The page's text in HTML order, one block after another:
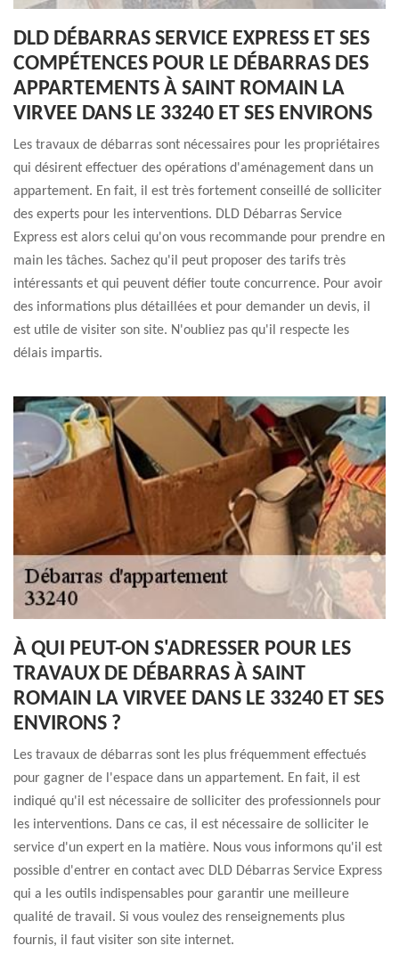
DLD DÉBARRAS SERVICE EXPRESS ET SES
COMPÉTENCES POUR LE DÉBARRAS DES
APPARTEMENTS À SAINT ROMAIN LA
VIRVEE DANS LE 33240 ET SES ENVIRONS
Les travaux de débarras sont nécessaires pour les propriétaires
qui désirent effectuer des opérations d'aménagement dans un
appartement. En fait, il est très fortement conseillé de solliciter
des experts pour les interventions. DLD Débarras Service
Express est alors celui qu'on vous recommande pour prendre en
main les tâches. Sachez qu'il peut proposer des tarifs très
intéressants et qui peuvent défier toute concurrence. Pour avoir
des informations plus détaillées et pour demander un devis, il
est utile de visiter son site. N'oubliez pas qu'il respecte les
délais impartis.
À QUI PEUT-ON S'ADRESSER POUR LES
TRAVAUX DE DÉBARRAS À SAINT
ROMAIN LA VIRVEE DANS LE 33240 ET SES
ENVIRONS ?
Les travaux de débarras sont les plus fréquemment effectués
pour gagner de l'espace dans un appartement. En fait, il est
indiqué qu'il est nécessaire de solliciter des professionnels pour
les interventions. Dans ce cas, il est nécessaire de solliciter le
service d'un expert en la matière. Nous vous informons qu'il est
possible d'entrer en contact avec DLD Débarras Service Express
qui a les outils indispensables pour garantir une meilleure
qualité de travail. Si vous voulez des renseignements plus
fournis, il faut visiter son site internet.